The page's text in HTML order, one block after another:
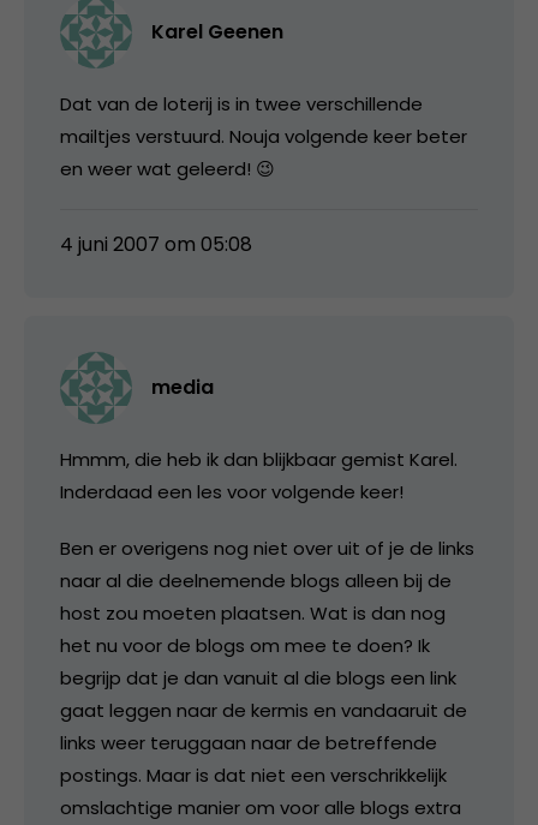
Karel Geenen
Dat van de loterij is in twee verschillende
mailtjes verstuurd. Nouja volgende keer beter
en weer wat geleerd! 😉
4 juni 2007 om 05:08
media
Hmmm, die heb ik dan blijkbaar gemist Karel.
Inderdaad een les voor volgende keer!
Ben er overigens nog niet over uit of je de links
naar al die deelnemende blogs alleen bij de
host zou moeten plaatsen. Wat is dan nog
het nu voor de blogs om mee te doen? Ik
begrijp dat je dan vanuit al die blogs een link
gaat leggen naar de kermis en vandaaruit de
links weer teruggaan naar de betreffende
postings. Maar is dat niet een verschrikkelijk
omslachtige manier om voor alle blogs extra